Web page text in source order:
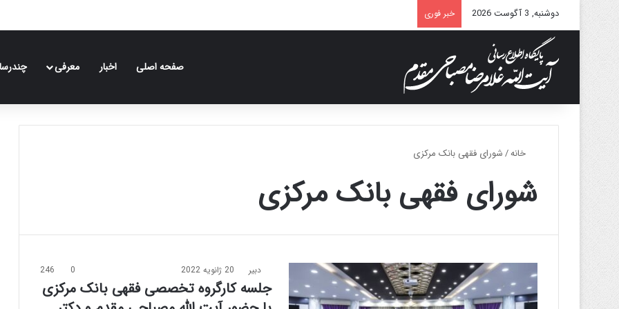
دوشنبه, 3 آگوست 2026 خبر فوری
صفحه اصلی اخبار معرفی
خانه/شورای فقهی بانک مرکزی
شورای فقهی بانک مرکزی
دبیر 20 ژانویه 2022 0
246
جلسه کارگروه تخصصی فقهی بانک مرکزی